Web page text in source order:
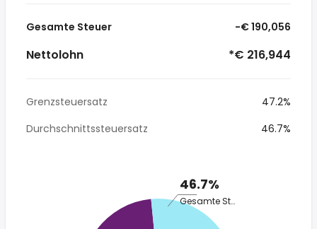
Gesamte Steuer -€ 190,056
Nettolohn *€ 216,944
Grenzsteuersatz
47.2%
Durchschnittssteuersatz
46.7%
46.7%
Gesamte Steuer